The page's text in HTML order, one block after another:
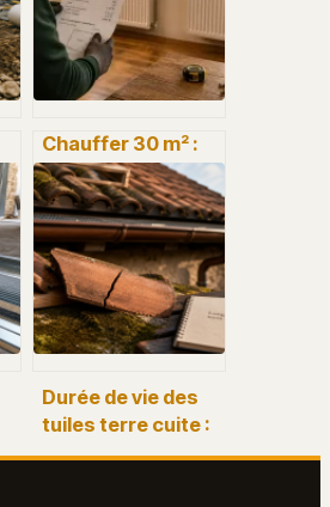
Chauffer 30 m² :
pourquoi
multiplier les
radiateurs est
plus efficace
qu’un seul appareil
puissant
Durée de vie des
tuiles terre cuite :
50 à 100 ans si la